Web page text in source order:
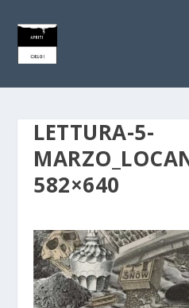
LETTURA-5-
582×640